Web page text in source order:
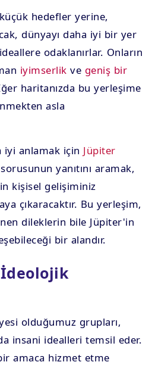
hedefler yerine,
dünyayı daha iyi bir yer
odaklanırlar. Onların
iyimserlik ve geniş bir
haritanızda bu yerleşime
asla
iyi anlamak için Jüpiter
sorusunun yanıtını aramak,
kişisel gelişiminiz
çıkaracaktır. Bu yerleşim,
dileklerin bile Jüpiter'in
bir alandır.
olduğumuz grupları,
insani idealleri temsil eder.
amaca hizmet etme